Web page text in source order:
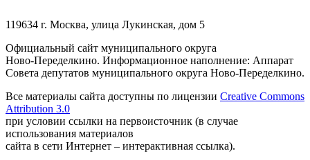
119634 г. Москва, улица Лукинская, дом 5
Официальный сайт муниципального округа
Ново-Переделкино. Информационное наполнение: Аппарат
Совета депутатов муниципального округа Ново-Переделкино.
Все материалы сайта доступны по лицензии Creative Commons
Attribution 3.0
при условии ссылки на первоисточник (в случае
использования материалов
сайта в сети Интернет – интерактивная ссылка).